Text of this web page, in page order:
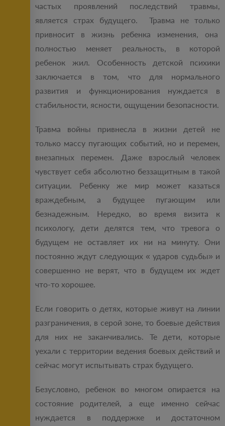
частых проявлений последствий травмы,
является страх будущего. Травма не только
привносит в жизнь ребенка изменения, она
полностью меняет реальность, в которой
ребенок жил. Особенность детской психики
заключается в том, что для нормального
развития и функционирования нуждается в
стабильности, ясности, ощущении безопасности.
Травма войны привнесла в жизни детей не
только массу пугающих событий, но и перемен,
внезапных перемен. Даже взрослый человек
чувствует себя абсолютно беззащитным в такой
ситуации. Ребенку же мир может казаться
враждебным, а будущее пугающим или
безнадежным. Нередко, во время визита к
психологу, дети делятся тем, что тревога о
будущем не оставляет их ни на минуту. Они
постоянно ждут следующих « ударов судьбы» и
совершенно не верят, что в будущем их ждет
что-то хорошее.
Если говорить о детях, которые живут на линии
разграничения, в серой зоне, то боевые действия
для них не заканчивались. Те дети, которые
уехали с территории ведения боевых действий и
сейчас могут испытывать страх будущего.
Безусловно, ребенок во многом опирается на
состояние родителей, а еще именно сейчас
нуждается в поддержке и достаточном